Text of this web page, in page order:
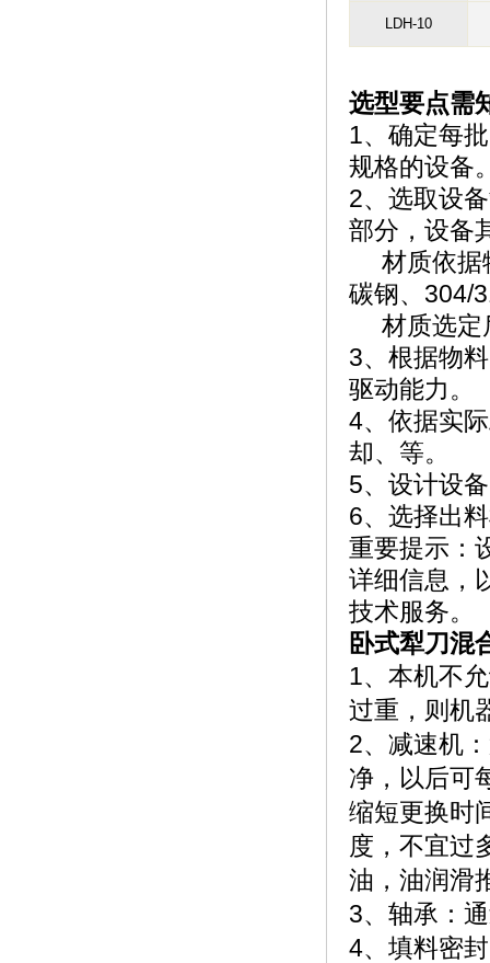
LDH-10
选型要点需
1、确定每
规格的设备
2、选取设
部分，设备
材质依据
碳钢、304/
材质选定
3、根据物
驱动能力。
4、依据实
却、等。
5、设计设
6、选择出
重要提示：
详细信息，
技术服务。
卧式犁刀混
1、本机不
过重，则机
2、减速机
净，以后可
缩短更换时
度，不宜过
油，油润滑
3、轴承：
4、填料密